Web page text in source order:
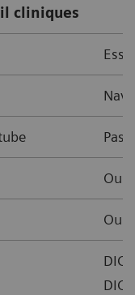
cliniques
Oui
Oui